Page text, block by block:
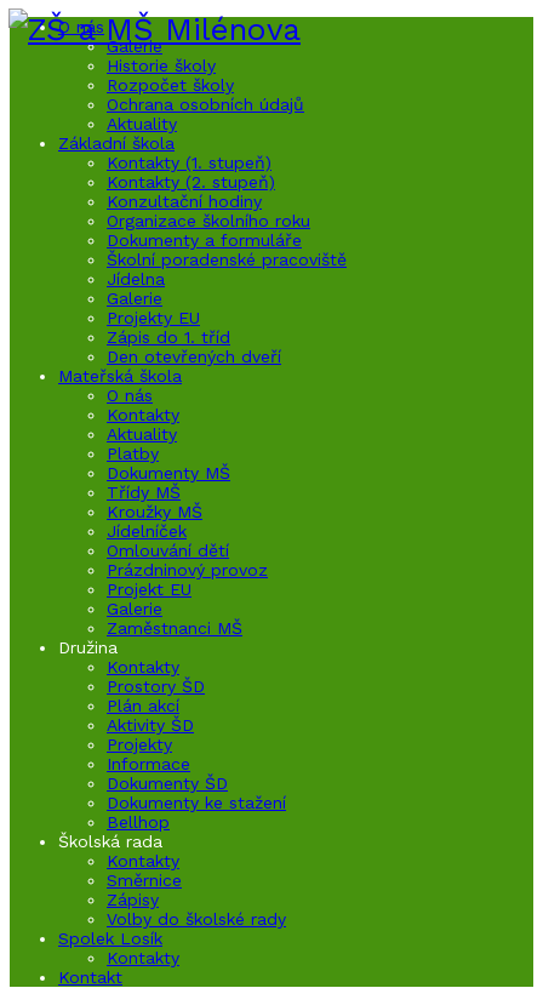
O nás
Galerie
Historie školy
Rozpočet školy
Ochrana osobních údajů
Aktuality
Základní škola
Kontakty (1. stupeň)
Kontakty (2. stupeň)
Konzultační hodiny
Organizace školního roku
Dokumenty a formuláře
Školní poradenské pracoviště
Jídelna
Galerie
Projekty EU
Zápis do 1. tříd
Den otevřených dveří
Mateřská škola
O nás
Kontakty
Aktuality
Platby
Dokumenty MŠ
Třídy MŠ
Kroužky MŠ
Jídelníček
Omlouvání dětí
Prázdninový provoz
Projekt EU
Galerie
Zaměstnanci MŠ
Družina
Kontakty
Prostory ŠD
Plán akcí
Aktivity ŠD
Projekty
Informace
Dokumenty ŠD
Dokumenty ke stažení
Bellhop
Školská rada
Kontakty
Směrnice
Zápisy
Volby do školské rady
Spolek Losík
Kontakty
Kontakt